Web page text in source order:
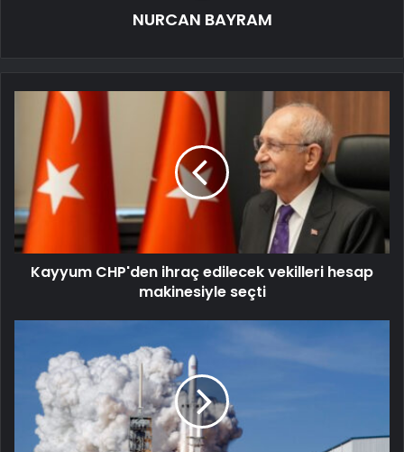
NURCAN BAYRAM
Kayyum CHP'den ihraç edilecek vekilleri hesap
makinesiyle seçti